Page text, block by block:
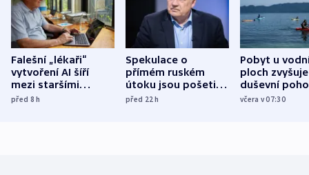
Falešní „lékaři“
vytvoření AI šíří
mezi staršími
Poláky nebezpečné
před 8h
Spekulace o
přímém ruském
útoku jsou pošetilé,
míní estonský
před 22h
Pobyt u
ploch zvyšuje
duševní
ukázala
včera v 07:30